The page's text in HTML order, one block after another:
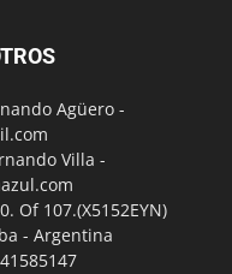
Agüero -
Villa -
Of 107.(X5152EYN)
- Argentina